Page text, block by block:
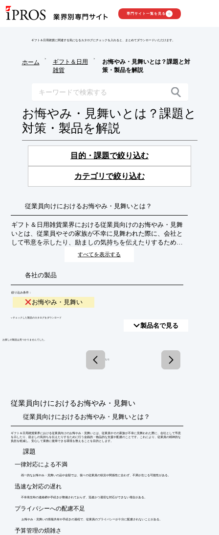
専門サイト一覧を見る
ギフト＆日用雑貨に関連する気になるカタログにチェックを入れると、まとめてダウンロードいただけます。
ホーム
>
ギフト＆日用
雑貨
>
お悔やみ・見舞いとは？課題と対
策・製品を解説
お悔やみ・見舞いとは？課題と
対策・製品を解説
目的・課題で絞り込む
カテゴリで絞り込む
従業員向けにおけるお悔やみ・見舞いとは？
ギフト＆日用雑貨業界における従業員向けのお悔やみ・見舞
いとは、従業員やその家族が不幸に見舞われた際に、会社と
して弔意を示したり、励ましの気持ちを伝えたりするために
行う金銭的・物品的な支援や配慮のことです。これにより、
従業員の精神的な負担を軽減し、安心して業務に復帰できる
すべてを表示する
各社の製品
絞り込み条件：
お悔やみ・見舞い
​▼チェックした製品のカタログをダウンロード
製品名で見る
​お探しの製品は見つかりませんでした。
1 / 1
従業員向けにおけるお悔やみ・見舞い
従業員向けにおけるお悔やみ・見舞いとは？
ギフト＆日用雑貨業界における従業員向けのお悔やみ・見舞いとは、従業員やその家族が不幸に見舞われた際に、会社として弔意
を示したり、励ましの気持ちを伝えたりするために行う金銭的・物品的な支援や配慮のことです。これにより、従業員の精神的な
負担を軽減し、安心して業務に復帰できる環境を整えることを目的とします。
​課題
一律対応による不満
画一的なお悔やみ・見舞いの品や金額では、個々の従業員の状況や関係性に合わず、不満が生じる可能性がある。
迅速な対応の遅れ
不幸発生時の連絡網や手続きが整備されておらず、迅速かつ適切な対応ができない場合がある。
プライバシーへの配慮不足
お悔やみ・見舞いの情報共有や手続きの過程で、従業員のプライバシーが十分に配慮されないことがある。
予算管理の煩雑さ